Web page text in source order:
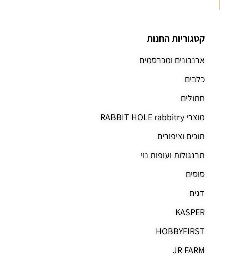
קטגוריות החנות
ארנבונים ומכרסמים
כלבים
חתולים
מוצרי RABBIT HOLE rabbitry
תוכים וציפורים
תרנגולות ועופות נוי
סוסים
דגים
KASPER
HOBBYFIRST
JR FARM